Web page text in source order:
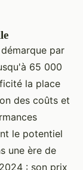
par
65 000
la place
des coûts et
le potentiel
une ère de
: son prix